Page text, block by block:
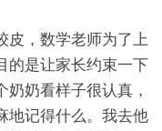
皮，数学老师为了上
的是让家长约束一下
奶看样子很认真，
地记得什么。我去他